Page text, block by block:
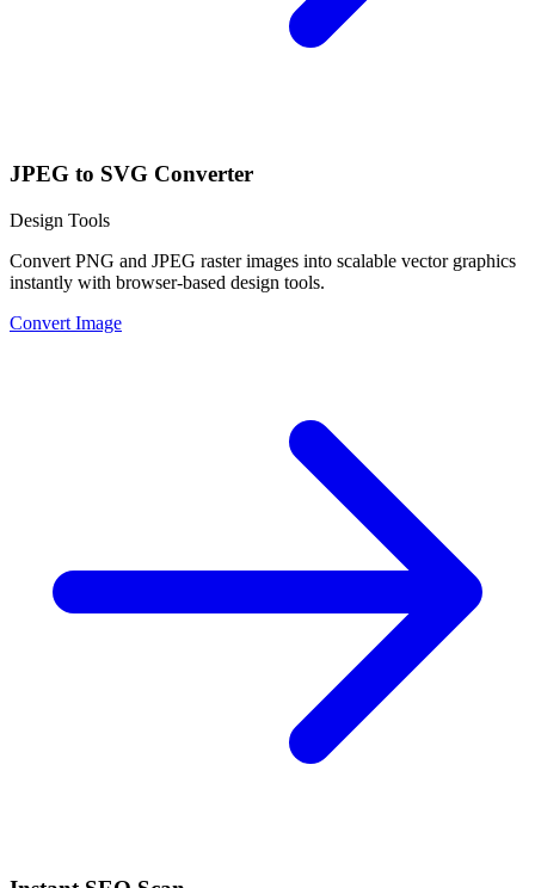
JPEG to SVG Converter
Design Tools
Convert PNG and JPEG raster images into scalable vector graphics
instantly with browser-based design tools.
Convert Image